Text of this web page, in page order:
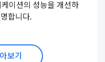
이션의 성능을 개선하
합니다.
보기